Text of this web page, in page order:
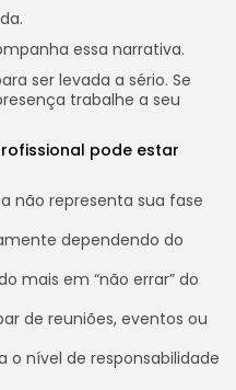
essa narrativa.
ser levada a sério. Se
trabalhe a seu
pode estar
não representa sua fase
dependendo do
mais em “não errar” do
de reuniões, eventos ou
o nível de responsabilidade